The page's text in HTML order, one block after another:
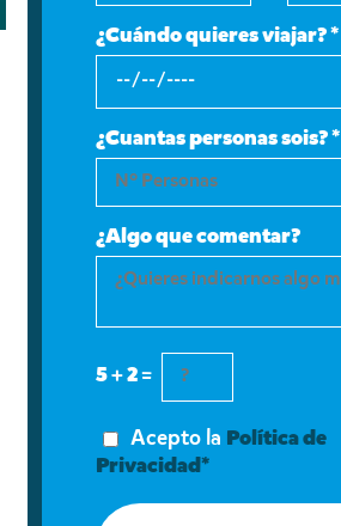
¿Cuándo quieres viajar? *
¿Cuantas personas sois? *
¿Algo que comentar?
5 + 2 =
Acepto la Política de
Privacidad*